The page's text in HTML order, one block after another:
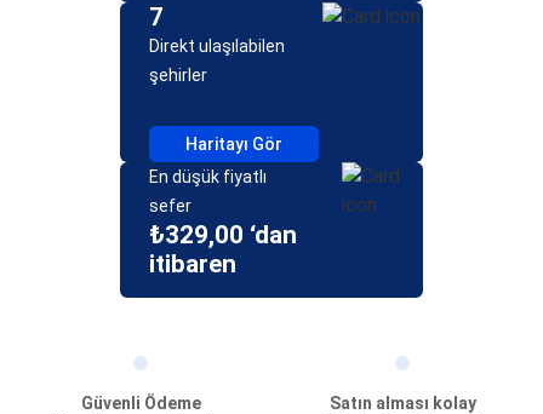
7
Direkt ulaşılabilen
şehirler
Haritayı Gör
En düşük fiyatlı
sefer
₺329,00 ‘dan
itibaren
Güvenli Ödeme
Satın alması kolay